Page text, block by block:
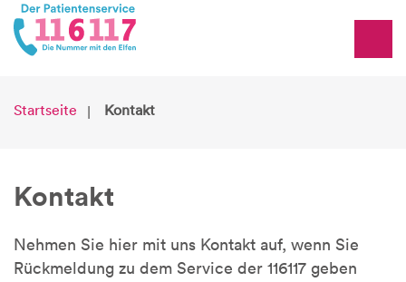
Startseite Kontakt
Kontakt
Nehmen Sie hier mit uns Kontakt auf, wenn Sie
Rückmeldung zu dem Service der 116117 geben